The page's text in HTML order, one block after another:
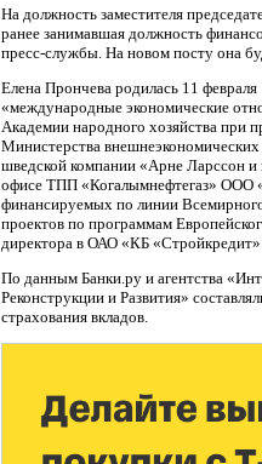
На должность заместителя
ранее занимавшая должность
пресс-службы. На новом посту она
Елена Прончева родилась 11
«международные экономические
Академии народного хозяйства при
Министерства внешнеэкономических
шведской компании «Арне Ларссон и
офисе ТПП «Когалымнефтегаз» ООО
финансируемых по линии
проектов по программам
директора в ОАО «КБ
По данным Банки.ру и агентства
Реконструкции и Развития»
страхования вкладов.